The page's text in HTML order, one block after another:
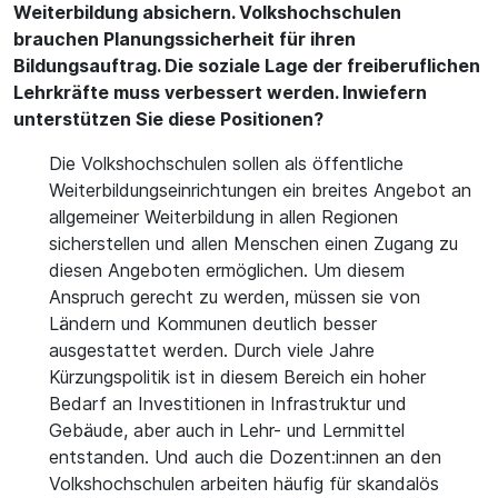
Weiterbildung absichern. Volkshochschulen
brauchen Planungssicherheit für ihren
Bildungsauftrag. Die soziale Lage der freiberuflichen
Lehrkräfte muss verbessert werden. Inwiefern
unterstützen Sie diese Positionen?
Die Volkshochschulen sollen als öffentliche
Weiterbildungseinrichtungen ein breites Angebot an
allgemeiner Weiterbildung in allen Regionen
sicherstellen und allen Menschen einen Zugang zu
diesen Angeboten ermöglichen. Um diesem
Anspruch gerecht zu werden, müssen sie von
Ländern und Kommunen deutlich besser
ausgestattet werden. Durch viele Jahre
Kürzungspolitik ist in diesem Bereich ein hoher
Bedarf an Investitionen in Infrastruktur und
Gebäude, aber auch in Lehr- und Lernmittel
entstanden. Und auch die Dozent:innen an den
Volkshochschulen arbeiten häufig für skandalös